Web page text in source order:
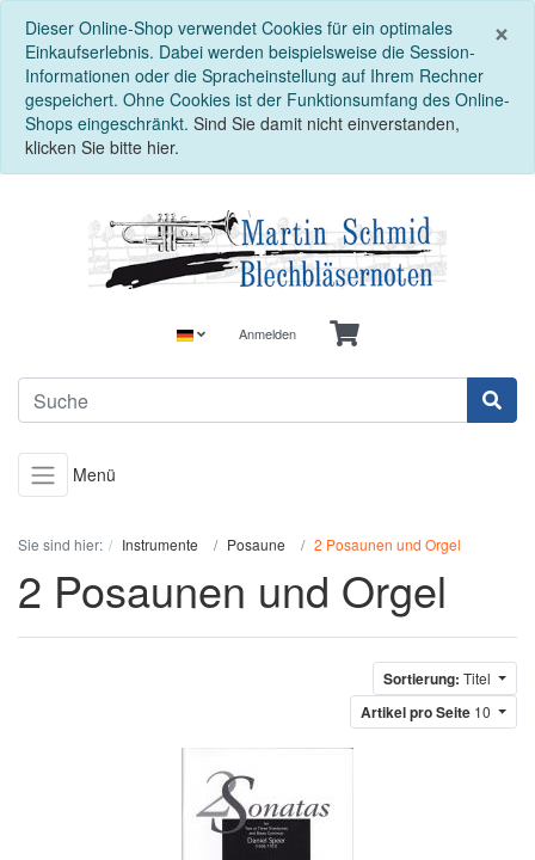
×
Dieser Online-Shop verwendet Cookies für ein optimales
Einkaufserlebnis. Dabei werden beispielsweise die Session-
Informationen oder die Spracheinstellung auf Ihrem Rechner
gespeichert. Ohne Cookies ist der Funktionsumfang des Online-
Shops eingeschränkt. Sind Sie damit nicht einverstanden,
klicken Sie bitte hier.
Anmelden
Menü
Sie sind hier: Instrumente Posaune 2 Posaunen und Orgel
2 Posaunen und Orgel
Sortierung: Titel
Artikel pro Seite 10